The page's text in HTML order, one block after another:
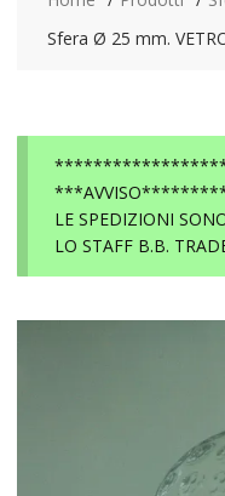
Sfera Ø 25 mm.
LE SPEDIZIONI
LO STAFF B.B.